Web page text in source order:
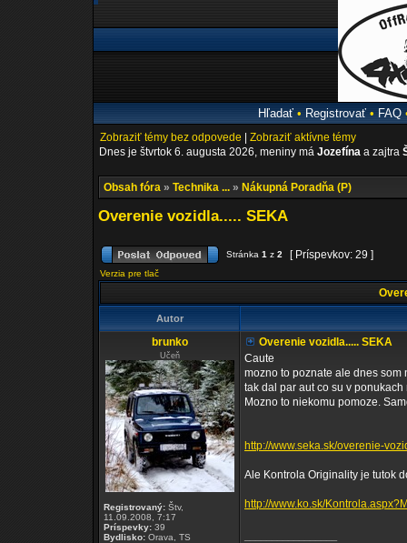
Hľadať• Registrovať• FAQ
Zobraziť témy bez odpovede
Zobraziť aktívne témy
Dnes je štvrtok 6. augusta 2026, meniny má Jozefína a zajtra
Obsah fóra » Technika ... » Nákupná Poradňa (P)
Overenie vozidla..... SEKA
Stránka 1 z 2 [ Príspevkov: 29 ]
Verzia pre tlač
Autor
brunko
Učeň
Registrovaný: Štv,
11.09.2008, 7:17
Príspevky: 39
Bydlisko: Orava, TS
Overenie vozidla..... SEKA
Caute
mozno to poznate ale dnes som
tak dal par aut co su v
Mozno to niekomu pomoze.
http://www.seka.sk/overenie-
Ale Kontrola Originality je tutok
http://www.ko.sk/